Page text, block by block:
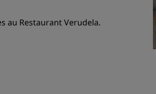
au Restaurant Verudela.